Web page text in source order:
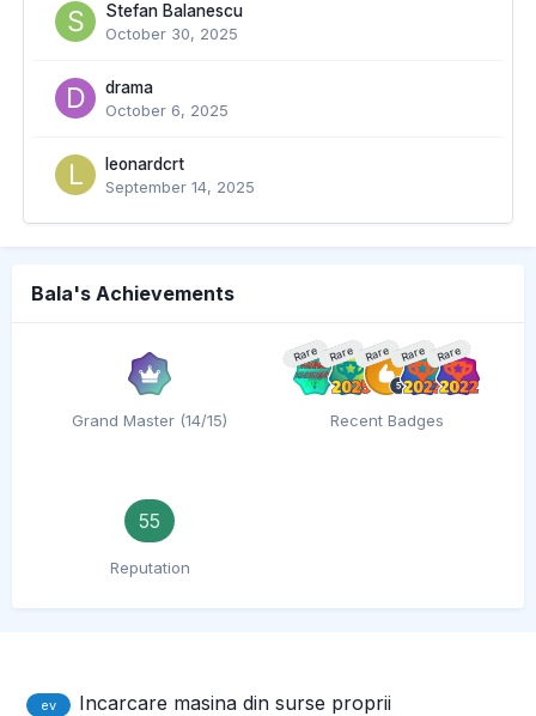
Stefan Balanescu
October 30, 2025
drama
October 6, 2025
leonardcrt
September 14, 2025
Bala's Achievements
Grand Master (14/15)
Rare Rare Rare Rare Rare
Recent Badges
55
Reputation
ev Incarcare masina din surse proprii